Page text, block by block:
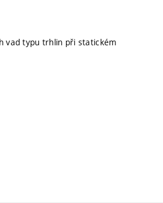
vad typu trhlin při statickém